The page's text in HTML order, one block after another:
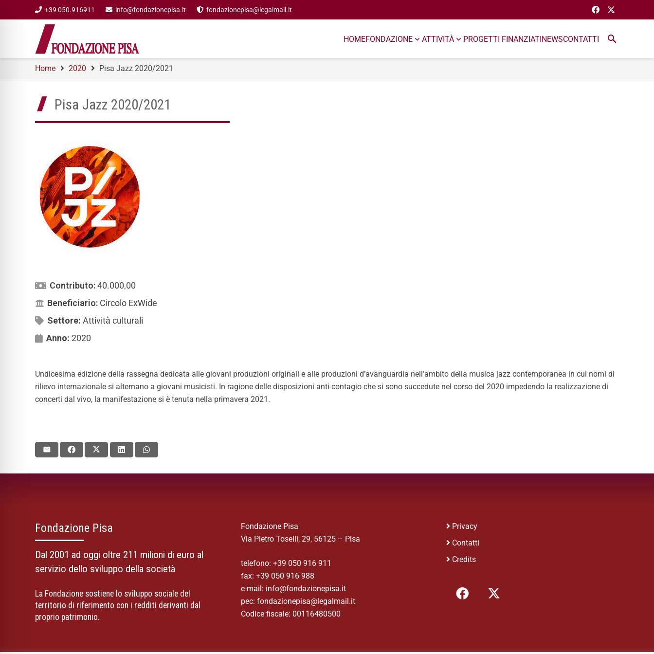
+39 050.916911 info@fondazionepisa.it fondazionepisa@legalmail.it
HOMEFONDAZIONE ATTIVITÀ PROGETTI FINANZIATINEWSCONTATTI search
Home 2020 Pisa Jazz 2020/2021
Pisa Jazz 2020/2021
Contributo:40.000,00
Beneficiario: Circolo ExWide
Settore: Attività culturali
Anno: 2020
Undicesima edizione della rassegna dedicata alle giovani produzioni originali e alle produzioni d’avanguardia nell’ambito della musica jazz contemporanea in cui nomi di
rilievo internazionale si alternano a giovani musicisti. In ragione delle disposizioni anti-contagio che si sono succedute nel corso del 2020 impedendo la realizzazione di
concerti dal vivo, la manifestazione si è tenuta nella primavera 2021.
Fondazione Pisa
Dal 2001 ad oggi oltre 211 milioni di euro al
servizio dello sviluppo della società
La Fondazione sostiene lo sviluppo sociale del
territorio di riferimento con i redditi derivanti dal
proprio patrimonio.
Fondazione Pisa
Via Pietro Toselli, 29, 56125 – Pisa
telefono: +39 050 916 911
fax: +39 050 916 988
e-mail: info@fondazionepisa.it
pec: fondazionepisa@legalmail.it
Codice fiscale: 00116480500
Privacy
Contatti
Credits